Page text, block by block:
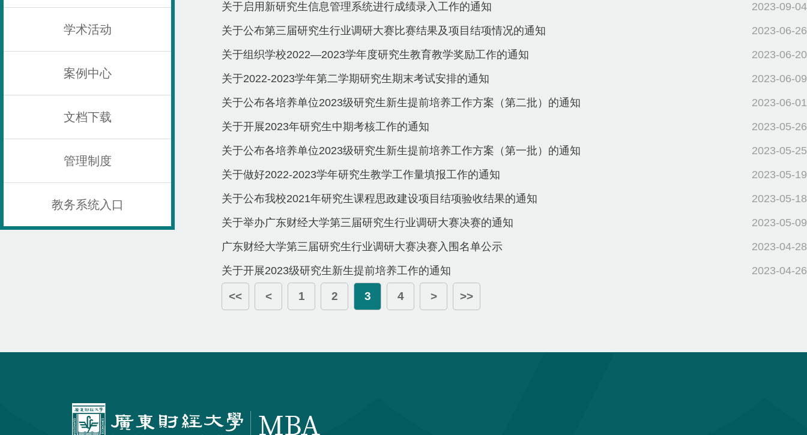
学术活动
案例中心
文档下载
管理制度
教务系统入口
关于启用新研究生信息管理系统进行成绩录入工作的通知
2023-09-04
关于公布第三届研究生行业调研大赛比赛结果及项目结项情况的通知
2023-06-26
关于组织学校2022—2023学年度研究生教育教学奖励工作的通知
2023-06-20
关于2022-2023学年第二学期研究生期末考试安排的通知
2023-06-09
​关于公布各培养单位2023级研究生新生提前培养工作方案（第二批）的通知
2023-06-01
关于开展2023年研究生中期考核工作的通知
2023-05-26
​关于公布各培养单位2023级研究生新生提前培养工作方案（第一批）的通知
2023-05-25
​关于做好2022-2023学年研究生教学工作量填报工作的通知
2023-05-19
关于公布我校2021年研究生课程思政建设项目结项验收结果的通知
2023-05-18
关于举办广东财经大学第三届研究生行业调研大赛决赛的通知
2023-05-09
​广东财经大学第三届研究生行业调研大赛决赛入围名单公示
2023-04-28
关于开展2023级研究生新生提前培养工作的通知
2023-04-26
<< < 1 2 3 4 > >>